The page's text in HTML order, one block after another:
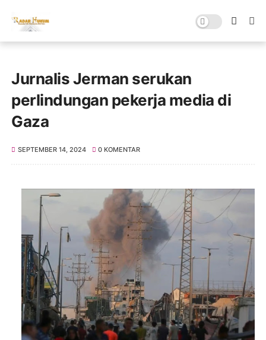
Jurnalis Jerman serukan
perlindungan pekerja media di
Gaza
SEPTEMBER 14, 2024 0 KOMENTAR